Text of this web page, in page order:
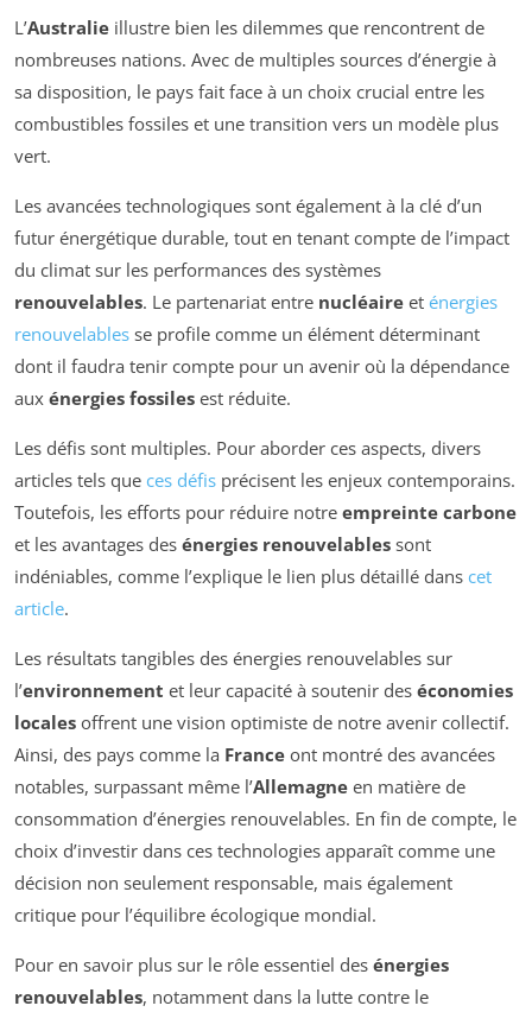
L’Australie illustre bien les dilemmes que rencontrent de
nombreuses nations. Avec de multiples sources d’énergie à
sa disposition, le pays fait face à un choix crucial entre les
combustibles fossiles et une transition vers un modèle plus
vert.
Les avancées technologiques sont également à la clé d’un
futur énergétique durable, tout en tenant compte de l’impact
du climat sur les performances des systèmes
renouvelables. Le partenariat entre nucléaire et énergies
renouvelables se profile comme un élément déterminant
dont il faudra tenir compte pour un avenir où la dépendance
aux énergies fossiles est réduite.
Les défis sont multiples. Pour aborder ces aspects, divers
articles tels que ces défis précisent les enjeux contemporains.
Toutefois, les efforts pour réduire notre empreinte carbone
et les avantages des énergies renouvelables sont
indéniables, comme l’explique le lien plus détaillé dans cet
article.
Les résultats tangibles des énergies renouvelables sur
l’environnement et leur capacité à soutenir des économies
locales offrent une vision optimiste de notre avenir collectif.
Ainsi, des pays comme la France ont montré des avancées
notables, surpassant même l’Allemagne en matière de
consommation d’énergies renouvelables. En fin de compte, le
choix d’investir dans ces technologies apparaît comme une
décision non seulement responsable, mais également
critique pour l’équilibre écologique mondial.
Pour en savoir plus sur le rôle essentiel des énergies
renouvelables, notamment dans la lutte contre le